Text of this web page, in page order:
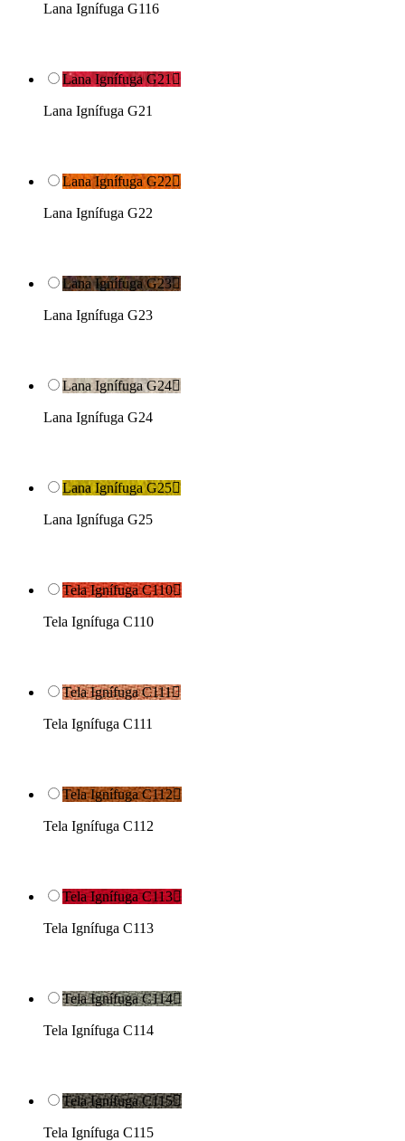
Lana Ignífuga G116
Lana Ignífuga G21
Lana Ignífuga G21
Lana Ignífuga G22
Lana Ignífuga G22
Lana Ignífuga G23
Lana Ignífuga G23
Lana Ignífuga G24
Lana Ignífuga G24
Lana Ignífuga G25
Lana Ignífuga G25
Tela Ignífuga C110
Tela Ignífuga C110
Tela Ignífuga C111
Tela Ignífuga C111
Tela Ignífuga C112
Tela Ignífuga C112
Tela Ignífuga C113
Tela Ignífuga C113
Tela Ignífuga C114
Tela Ignífuga C114
Tela Ignífuga C115
Tela Ignífuga C115